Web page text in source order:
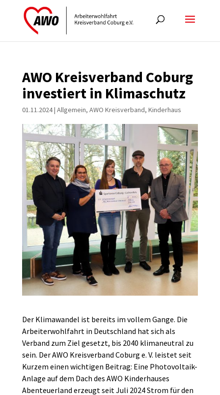
AWO Kreisverband Coburg
investiert in Klimaschutz
01.11.2024| Allgemein, AWO Kreisverband, Kinderhaus
Der Klimawandel ist bereits im vollem Gange. Die
Arbeiterwohlfahrt in Deutschland hat sich als
Verband zum Ziel gesetzt, bis 2040 klimaneutral zu
sein. Der AWO Kreisverband Coburg e. V. leistet seit
Kurzem einen wichtigen Beitrag: Eine Photovoltaik-
Anlage auf dem Dach des AWO Kinderhauses
Abenteuerland erzeugt seit Juli 2024 Strom für den